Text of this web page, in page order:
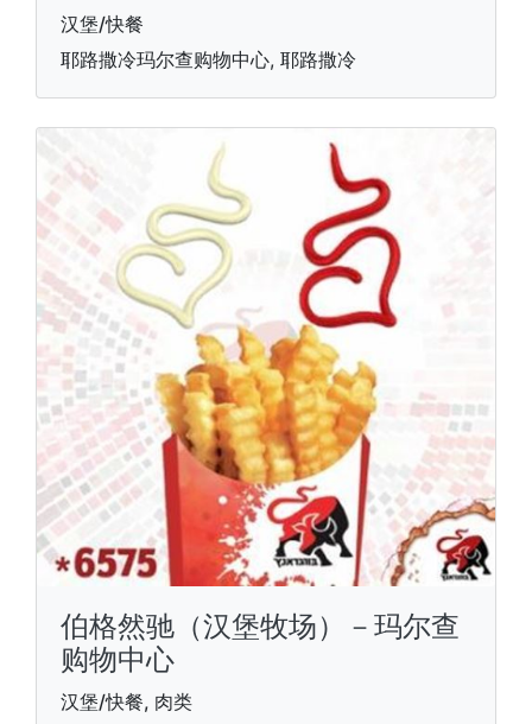
汉堡/快餐
耶路撒冷玛尔查购物中心, 耶路撒冷
伯格然驰（汉堡牧场）－玛尔查
购物中心
汉堡/快餐, 肉类